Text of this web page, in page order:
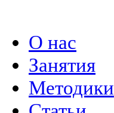
О нас
Занятия
Методики